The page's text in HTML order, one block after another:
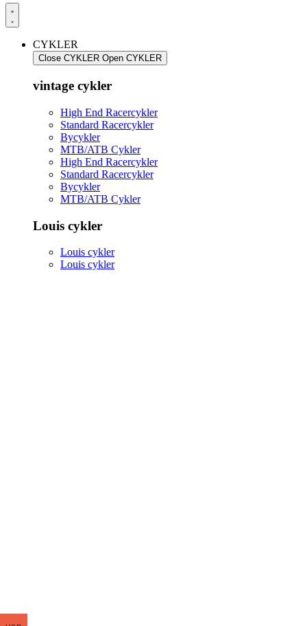
CYKLER
Close CYKLER Open CYKLER
vintage cykler
High End Racercykler
Standard Racercykler
Bycykler
MTB/ATB Cykler
High End Racercykler
Standard Racercykler
Bycykler
MTB/ATB Cykler
Louis cykler
Louis cykler
Louis cykler